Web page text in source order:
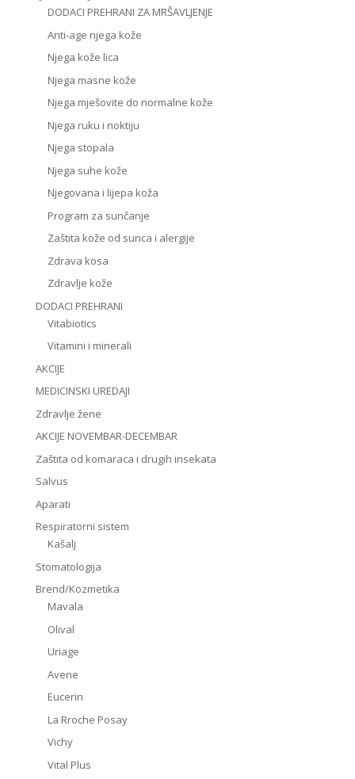
DODACI PREHRANI ZA MRŠAVLJENJE
Anti-age njega kože
Njega kože lica
Njega masne kože
Njega mješovite do normalne kože
Njega ruku i noktiju
Njega stopala
Njega suhe kože
Njegovana i lijepa koža
Program za sunčanje
Zaštita kože od sunca i alergije
Zdrava kosa
Zdravlje kože
DODACI PREHRANI
Vitabiotics
Vitamini i minerali
AKCIJE
MEDICINSKI UREDAJI
Zdravlje žene
AKCIJE NOVEMBAR-DECEMBAR
Zaštita od komaraca i drugih insekata
Salvus
Aparati
Respiratorni sistem
Kašalj
Stomatologija
Brend/Kozmetika
Mavala
Olival
Uriage
Avene
Eucerin
La Rroche Posay
Vichy
Vital Plus